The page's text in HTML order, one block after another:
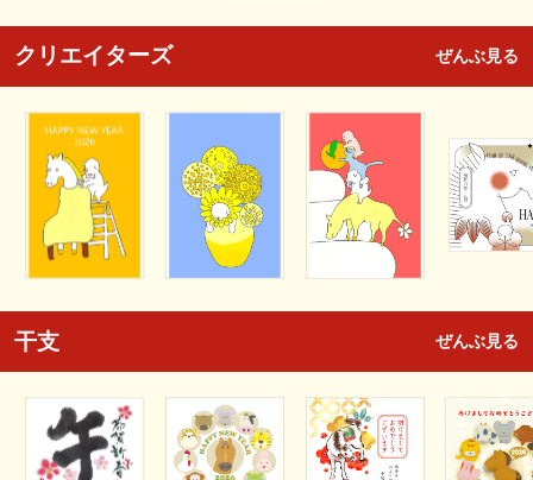
クリエイターズ ぜんぶ見る
干支 ぜんぶ見る